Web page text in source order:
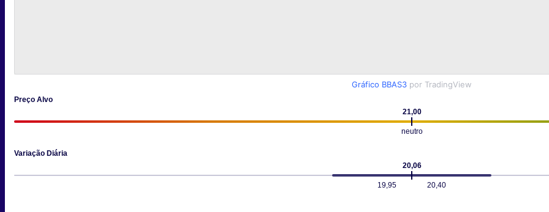
Gráfico BBAS3 por TradingView
Preço Alvo
21,00
neutro
Variação Diária
20,06
19,95 20,40